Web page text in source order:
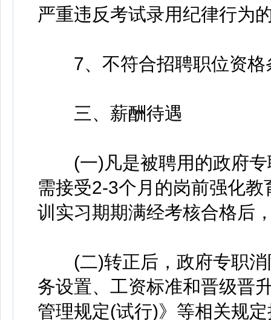
严重违反考试录用纪律行为
7、不符合招聘职位资格
三、薪酬待遇
(一)凡是被聘用的政府专
需接受2-3个月的岗前强化
训实习期期满经考核合格后
(二)转正后，政府专职消
务设置、工资标准和晋级晋
管理规定(试行)》等相关规